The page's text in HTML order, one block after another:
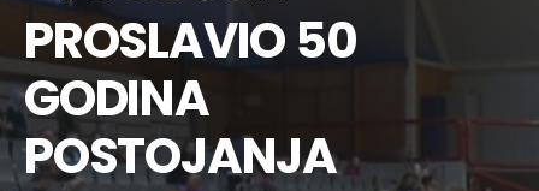
PROSLAVIO 50
GODINA
POSTOJANJA